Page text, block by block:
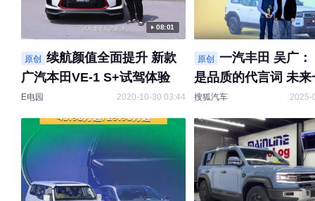
08:01
原创
续航颜值全面提升 新款
广汽本田VE-1 S+试驾体验
E电园 2020-10-30 03:44
原创
一汽丰田 吴广：
是品质的代言词 未来
有SUV都要更有品质
搜狐汽车 2025-